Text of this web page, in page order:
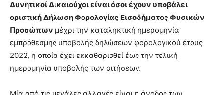
Δυνητικοί Δικαιούχοι είναι όσοι έχουν υποβάλει
οριστική Δήλωση Φορολογίας Εισοδήματος Φυσικών
Προσώπων μέχρι την καταληκτική ημερομηνία
εμπρόθεσμης υποβολής δηλώσεων φορολογικού έτους
2022, η οποία έχει εκκαθαρισθεί έως την τελική
ημερομηνία υποβολής των αιτήσεων.